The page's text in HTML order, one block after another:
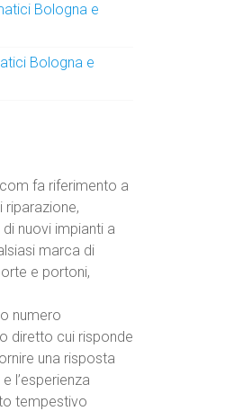
Bologna e
Bologna e
fa riferimento a
nuovi impianti a
marca di
e portoni,
numero
diretto cui risponde
una risposta
l’esperienza
tempestivo